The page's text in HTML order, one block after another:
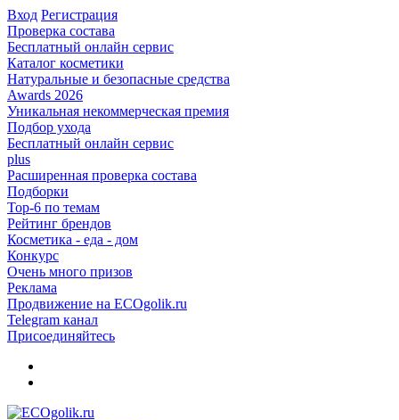
Вход Регистрация
Проверка состава
Бесплатный онлайн сервис
Каталог косметики
Натуральные и безопасные средства
Awards 2026
Уникальная некоммерческая премия
Подбор ухода
Бесплатный онлайн сервис
plus
Расширенная проверка состава
Подборки
Top-6 по темам
Рейтинг брендов
Косметика - еда - дом
Конкурс
Очень много призов
Реклама
Продвижение на ECOgolik.ru
Telegram канал
Присоединяйтесь